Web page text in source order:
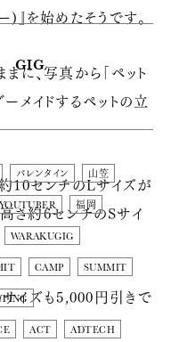
GIG
バレンタイン 山笠
YOUTUBER 福岡
WARAKUGIG
CAMP SUMMIT
ACT ADTECH
)』を始めたそうです。
に、写真から「ペット
メイドするペットの立
10センチのLサイズが
さ約6センチのSサイ
イズも5,000円引きで